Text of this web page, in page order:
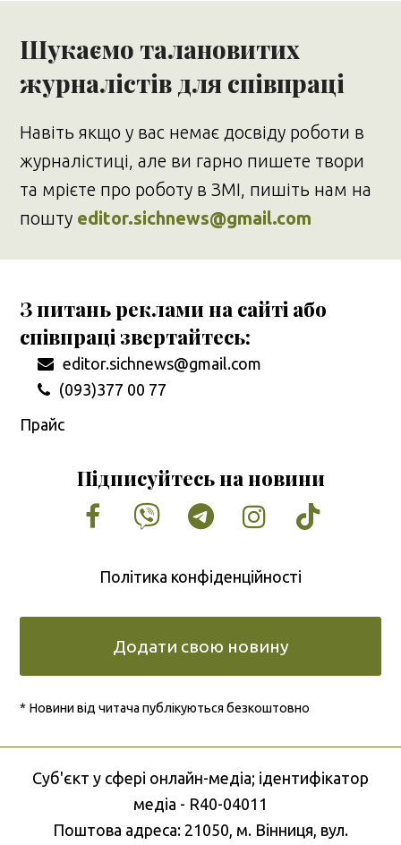
Шукаємо талановитих
журналістів для співпраці
Навіть якщо у вас немає досвіду роботи в
журналістиці, але ви гарно пишете твори
та мрієте про роботу в ЗМІ, пишіть нам на
пошту editor.sichnews@gmail.com
З питань реклами на сайті або
співпраці звертайтесь:
editor.sichnews@gmail.com
(093)377 00 77
Прайс
Підписуйтесь на новини
Facebook
VimeoTumblrInstagram
Tiktok
Політика конфіденційності
Додати свою новину
* Новини від читача публікуються безкоштовно
Cуб'єкт у сфері онлайн-медіа; ідентифікатор
медіа - R40-04011
Поштова адреса: 21050, м. Вінниця, вул.